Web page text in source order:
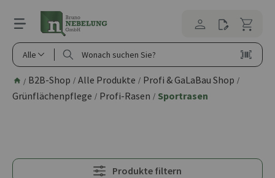
springen
Alle
/ B2B-Shop / Alle Produkte / Profi & GaLaBau Shop /
Grünflächenpflege / Profi-Rasen / Sportrasen
Produkte filtern